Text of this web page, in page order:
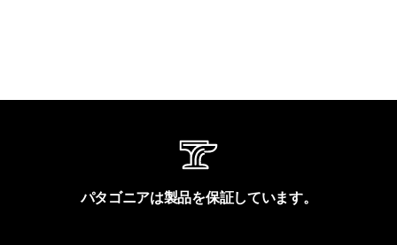
パタゴニアは製品を保証しています。